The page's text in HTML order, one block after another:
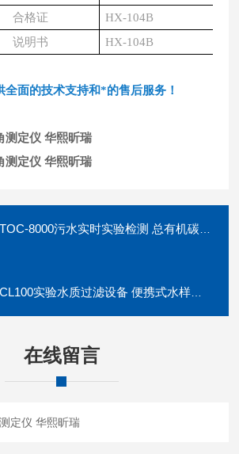
合格证
HX-104B
说明书 HX-104B
全面的技术支持和*的售后服务！
测定仪 华熙昕瑞
测定仪 华熙昕瑞
8000污水实时实验检测 总有机碳分析仪
实验水质过滤设备 便携式水样抽滤器
在线留言